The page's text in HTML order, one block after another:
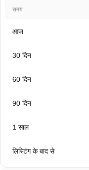
समय
आज
30 दिन
60 दिन
90 दिन
1 साल
लिस्टिंग के बाद से